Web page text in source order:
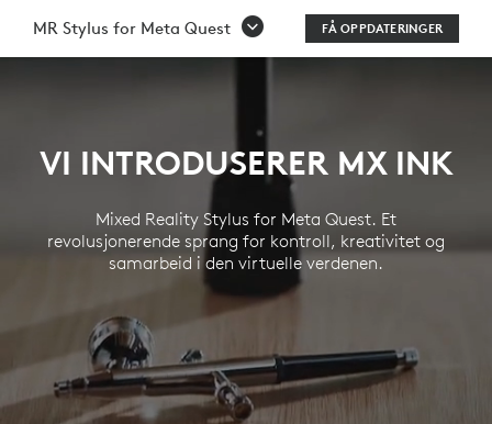
MR
STYLUS
META
MR Stylus for Meta Quest FÅ OPPDATERINGER
VI INTRODUSERER MX INK
Mixed Reality Stylus for Meta Quest. Et
revolusjonerende sprang for kontroll, kreativitet og
samarbeid i den virtuelle verdenen.